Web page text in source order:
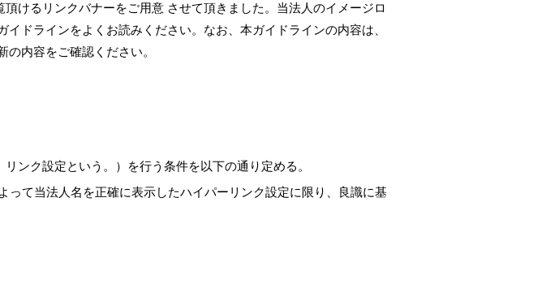
けるリンクバナーをご用意 させて頂きました。当法人のイメージロ
ドラインをよくお読みください。なお、本ガイドラインの内容は、
内容をご確認ください。
ンク設定という。）を行う条件を以下の通り定める。
て当法人名を正確に表示したハイパーリンク設定に限り、良識に基